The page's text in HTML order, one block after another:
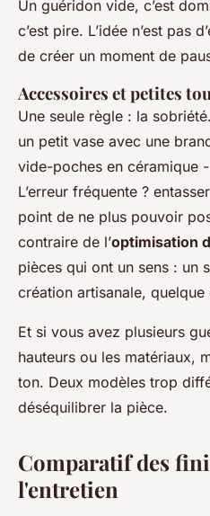
Un guéridon vide, c’est
c’est pire. L’idée n’est pas
de créer un moment de
Accessoires et petites
Une seule règle : la
un petit vase avec une
vide-poches en céramique
L’erreur fréquente ?
point de ne plus pouvoir
contraire de l’optimisation
pièces qui ont un sens : un
création artisanale,
Et si vous avez plusieurs
hauteurs ou les matériaux,
ton. Deux modèles trop
déséquilibrer la pièce.
Comparatif des
l'entretien